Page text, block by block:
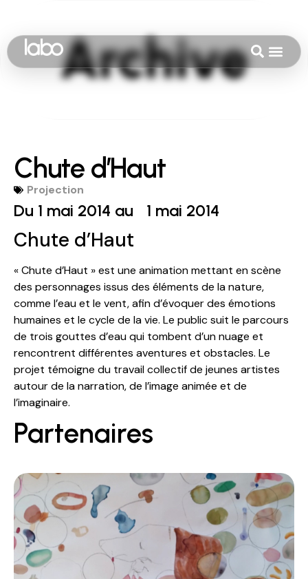
Chute d’Haut
Projection
Du 1 mai 2014 au 1 mai 2014
Chute d’Haut
« Chute d’Haut » est une animation mettant en scène
des personnages issus des éléments de la nature,
comme l’eau et le vent, afin d’évoquer des émotions
humaines et le cycle de la vie. Le public suit le parcours
de trois gouttes d’eau qui tombent d’un nuage et
rencontrent différentes aventures et obstacles. Le
projet témoigne du travail collectif de jeunes artistes
autour de la narration, de l’image animée et de
l’imaginaire.
Partenaires